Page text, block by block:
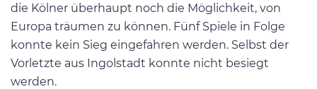
die Kölner überhaupt noch die Möglichkeit, von
Europa träumen zu können. Fünf Spiele in Folge
konnte kein Sieg eingefahren werden. Selbst der
Vorletzte aus Ingolstadt konnte nicht besiegt
werden.